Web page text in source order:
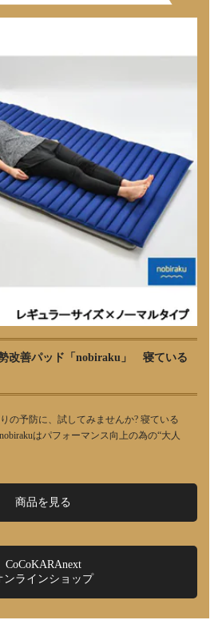
改善パッド「nobiraku」 寝ている
の予防に、試してみませんか? 寝ている
はパフォーマンス向上の為の“大人
商品を見る
CoCoKARAnext
ンラインショップ